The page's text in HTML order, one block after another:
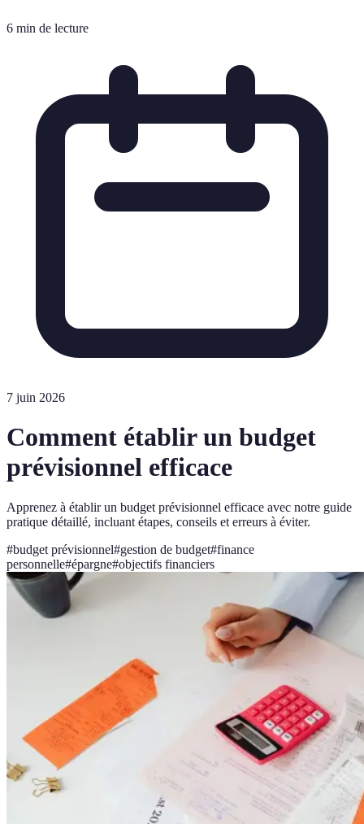
6 min de lecture
7 juin 2026
Comment établir un budget
prévisionnel efficace
Apprenez à établir un budget prévisionnel efficace avec notre guide
pratique détaillé, incluant étapes, conseils et erreurs à éviter.
#budget prévisionnel#gestion de budget#finance
personnelle#épargne#objectifs financiers